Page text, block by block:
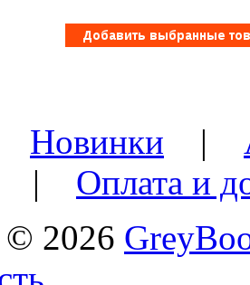
Новинки |
| Оплата и
2026